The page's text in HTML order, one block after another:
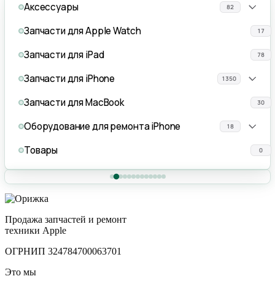
Аксессуары 82
Запчасти для Apple Watch 17
Запчасти для iPad 78
Запчасти для iPhone 1350
Запчасти для MacBook 30
Оборудование для ремонта iPhone 18
Товары 0
Продажа запчастей и ремонт
техники Apple
ОГРНИП 324784700063701
Это мы